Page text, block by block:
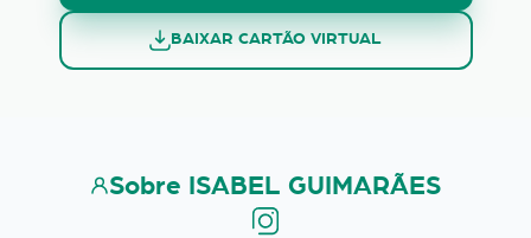
BAIXAR CARTÃO VIRTUAL
Sobre ISABEL GUIMARÃES